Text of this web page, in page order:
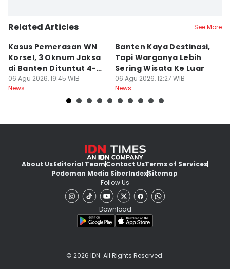
Related Articles See More
Kasus Pemerasan WN
Korsel, 3 Oknum Jaksa
di Banten Dituntut 4-5
Tahun
06 Agu 2026, 19:45 WIB
News
Banten Kaya Destinasi,
Tapi Warganya Lebih
Sering Wisata Ke Luar
06 Agu 2026, 12:27 WIB
News
About UsEditorial TeamContact UsTerms of Services
Pedoman Media SiberIndexSitemap
Follow Us
Download
© 2026 IDN. All Rights Reserved.